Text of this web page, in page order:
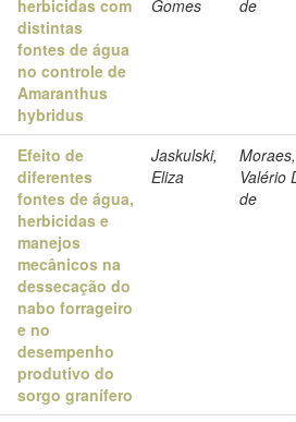
herbicidas com
distintas
fontes de água
no controle de
Amaranthus
hybridus
Gomes
de
Efeito de
diferentes
fontes de água,
herbicidas e
manejos
mecânicos na
dessecação do
nabo forrageiro
e no
desempenho
produtivo do
sorgo granífero
Jaskulski,
Eliza
Valério
de